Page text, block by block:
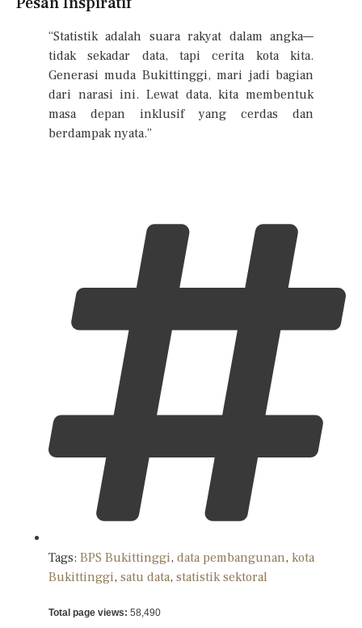
“Statistik adalah suara rakyat dalam angka—
tidak sekadar data, tapi cerita kota kita.
Generasi muda Bukittinggi, mari jadi bagian
dari narasi ini. Lewat data, kita membentuk
masa depan inklusif yang cerdas dan
berdampak nyata.”
Tags: BPS Bukittinggi, data pembangunan, kota
Bukittinggi, satu data, statistik sektoral
Total page views: 58,490